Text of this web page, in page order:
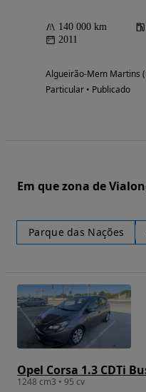
140 000 km
2011
Algueirão-Mem Martins
Particular • Publicado
Em que zona de
Parque das Nações
Opel Corsa 1.3 CDTi
1248 cm3 • 95 cv